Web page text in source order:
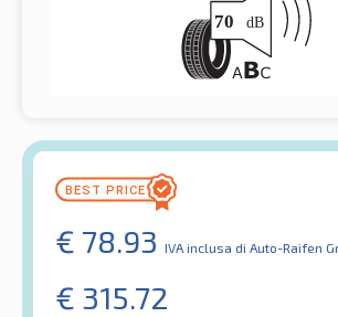
€ 78.93 IVA inclusa di Auto-Raifen
€ 315.72